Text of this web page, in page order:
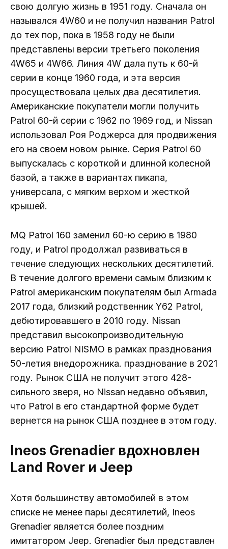
свою долгую жизнь в 1951 году. Сначала он
назывался 4W60 и не получил названия Patrol
до тех пор, пока в 1958 году не были
представлены версии третьего поколения
4W65 и 4W66. Линия 4W дала путь к 60-й
серии в конце 1960 года, и эта версия
просуществовала целых два десятилетия.
Американские покупатели могли получить
Patrol 60-й серии с 1962 по 1969 год, и Nissan
использовал Роя Роджерса для продвижения
его на своем новом рынке. Серия Patrol 60
выпускалась с короткой и длинной колесной
базой, а также в вариантах пикапа,
универсала, с мягким верхом и жесткой
крышей.
MQ Patrol 160 заменил 60-ю серию в 1980
году, и Patrol продолжал развиваться в
течение следующих нескольких десятилетий.
В течение долгого времени самым близким к
Patrol американским покупателям был Armada
2017 года, близкий родственник Y62 Patrol,
дебютировавшего в 2010 году. Nissan
представил высокопроизводительную
версию Patrol NISMO в рамках празднования
50-летия внедорожника. празднование в 2021
году. Рынок США не получит этого 428-
сильного зверя, но Nissan недавно объявил,
что Patrol в его стандартной форме будет
вернется на рынок США позднее в этом году.
Ineos Grenadier вдохновлен
Land Rover и Jeep
Хотя большинству автомобилей в этом
списке не менее пары десятилетий, Ineos
Grenadier является более поздним
имитатором Jeep. Grenadier был представлен